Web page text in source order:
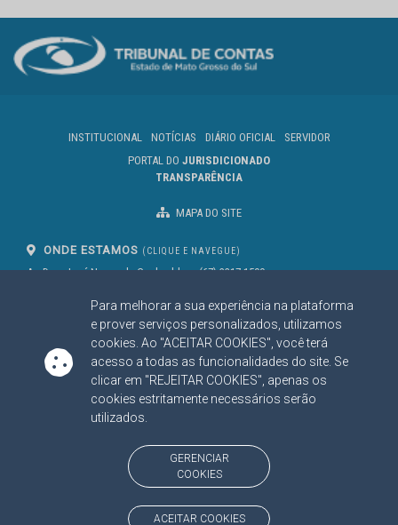
Para melhorar a sua experiência na plataforma
e prover serviços personalizados, utilizamos
cookies. Ao "ACEITAR COOKIES", você terá
acesso a todas as funcionalidades do site. Se
clicar em "REJEITAR COOKIES", apenas os
cookies estritamente necessários serão
utilizados.
GERENCIAR
COOKIES
ACEITAR COOKIES
INSTITUCIONAL NOTÍCIAS DIÁRIO OFICIAL
SERVIDOR
PORTAL DO JURISDICIONADO
TRANSPARÊNCIA
MAPA DO SITE
ONDE ESTAMOS (CLIQUE E NAVEGUE)
Av. Des. José Nunes da Cunha, bloco
Campo Grande/MS
CEP: 79031-310
(67) 3317-1500
SIGA NOSSAS REDES SOCIAIS
Linked InYoutube
Facebook
X
BAIXE NOSSO APLICATIVO